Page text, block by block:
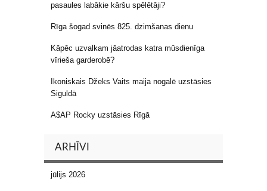
pasaules labākie kāršu spēlētāji?
Rīga šogad svinēs 825. dzimšanas dienu
Kāpēc uzvalkam jāatrodas katra mūsdienīga
vīrieša garderobē?
Ikoniskais Džeks Vaits maija nogalē uzstāsies
Siguldā
A$AP Rocky uzstāsies Rīgā
ARHĪVI
jūlijs 2026